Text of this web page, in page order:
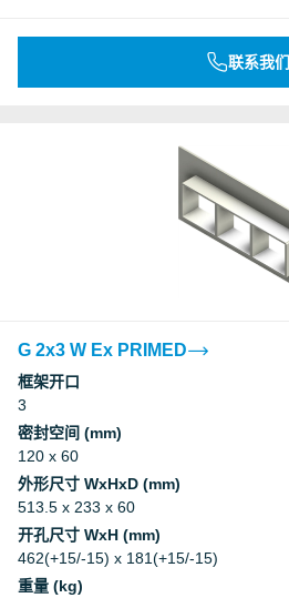
联系我们
G 2x3 W Ex PRIMED
框架开口
3
密封空间 (mm)
120 x 60
外形尺寸 WxHxD (mm)
513.5 x 233 x 60
开孔尺寸 WxH (mm)
462(+15/-15) x 181(+15/-15)
重量 (kg)